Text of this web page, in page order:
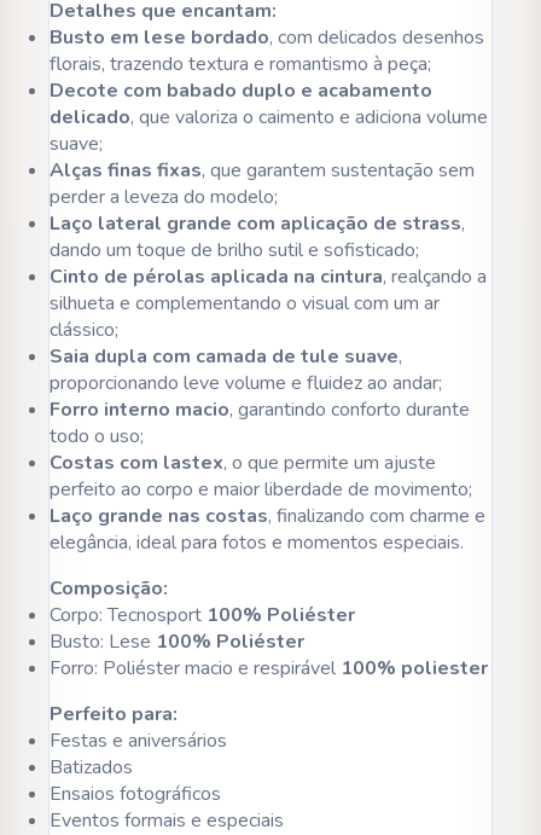
Detalhes que encantam:
Busto em lese bordado, com delicados desenhos
florais, trazendo textura e romantismo à peça;
Decote com babado duplo e acabamento
delicado, que valoriza o caimento e adiciona volume
suave;
Alças finas fixas, que garantem sustentação sem
perder a leveza do modelo;
Laço lateral grande com aplicação de strass,
dando um toque de brilho sutil e sofisticado;
Cinto de pérolas aplicada na cintura, realçando a
silhueta e complementando o visual com um ar
clássico;
Saia dupla com camada de tule suave,
proporcionando leve volume e fluidez ao andar;
Forro interno macio, garantindo conforto durante
todo o uso;
Costas com lastex, o que permite um ajuste
perfeito ao corpo e maior liberdade de movimento;
Laço grande nas costas, finalizando com charme e
elegância, ideal para fotos e momentos especiais.
Composição:
Corpo: Tecnosport 100% Poliéster
Busto: Lese 100% Poliéster
Forro: Poliéster macio e respirável 100% poliester
Perfeito para:
Festas e aniversários
Batizados
Ensaios fotográficos
Eventos formais e especiais